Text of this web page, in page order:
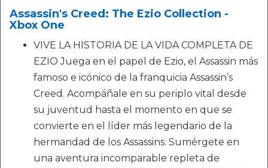
Assassin's Creed: The Ezio Collection -
Xbox One
VIVE LA HISTORIA DE LA VIDA COMPLETA DE
EZIO Juega en el papel de Ezio, el Assassin más
famoso e icónico de la franquicia Assassin’s
Creed. Acompáñale en su periplo vital desde
su juventud hasta el momento en que se
convierte en el líder más legendario de la
hermandad de los Assassins. Sumérgete en
una aventura incomparable repleta de